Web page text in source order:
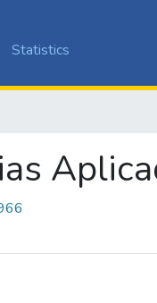
Statistics